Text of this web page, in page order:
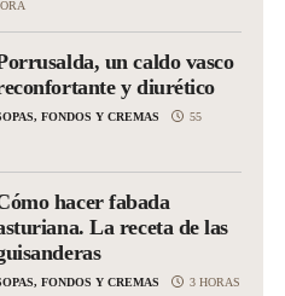
un caldo vasco
y diurético
FONDOS Y CREMAS 55
hacer fabada
La receta de las
FONDOS Y CREMAS 3 HORAS